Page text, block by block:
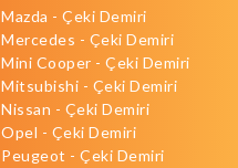
Mazda - Çeki Demiri
Mercedes - Çeki Demiri
Mini Cooper - Çeki Demiri
Mitsubishi - Çeki Demiri
Nissan - Çeki Demiri
Opel - Çeki Demiri
Peugeot - Çeki Demiri